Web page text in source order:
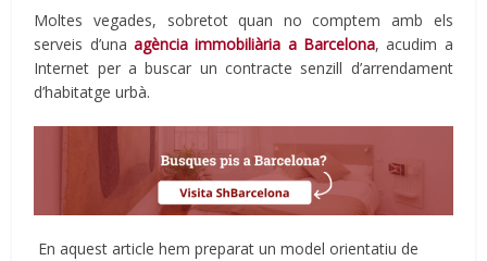
Moltes vegades, sobretot quan no comptem amb els
serveis d’una agència immobiliària a Barcelona, acudim a
Internet per a buscar un contracte senzill d’arrendament
d’habitatge urbà.
En aquest article hem preparat un model orientatiu de